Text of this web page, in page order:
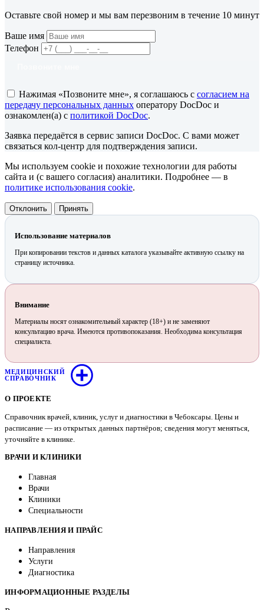
Оставьте свой номер и мы вам перезвоним в течение 10 минут
Ваше имя
Телефон
Нажимая «Позвоните мне», я соглашаюсь с согласием на
передачу персональных данных оператору DocDoc и
ознакомлен(а) с политикой DocDoc.
Заявка передаётся в сервис записи DocDoc. С вами может
связаться кол-центр для подтверждения записи.
Мы используем cookie и похожие технологии для работы
сайта и (с вашего согласия) аналитики. Подробнее — в
политике использования cookie.
Отклонить Принять
Использование материалов
При копировании текстов и данных каталога указывайте активную ссылку на
страницу источника.
Внимание
Материалы носят ознакомительный характер (18+) и не заменяют
консультацию врача. Имеются противопоказания. Необходима консультация
специалиста.
МЕДИЦИНСКИЙ
СПРАВОЧНИК
О ПРОЕКТЕ
Справочник врачей, клиник, услуг и диагностики в Чебоксары. Цены и
расписание — из открытых данных партнёров; сведения могут меняться,
уточняйте в клинике.
ВРАЧИ И КЛИНИКИ
Главная
Врачи
Клиники
Специальности
НАПРАВЛЕНИЯ И ПРАЙС
Направления
Услуги
Диагностика
ИНФОРМАЦИОННЫЕ РАЗДЕЛЫ